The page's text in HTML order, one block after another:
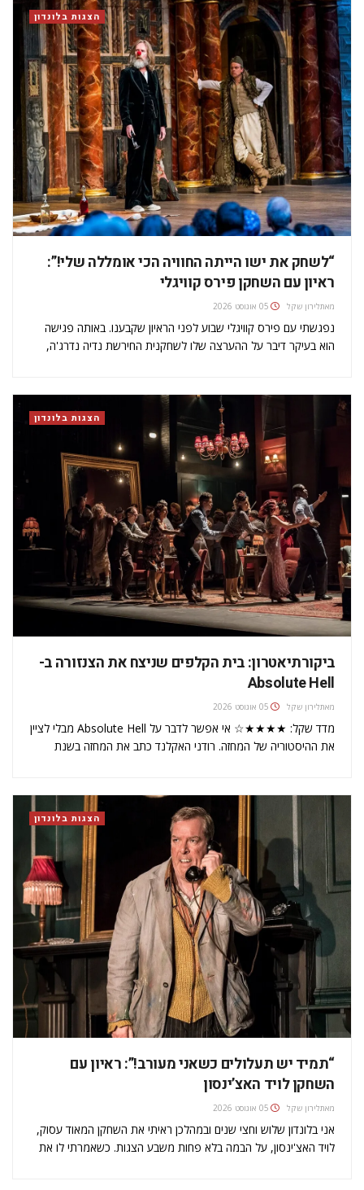
הצגות בלונדון
“לשחק את ישו הייתה החוויה הכי אומללה שלי!”:
ראיון עם השחקן פירס קוויגלי
מאתלירון שקל 05 אוגוסט 2026
נפגשתי עם פירס קוויגלי שבוע לפני הראיון שקבענו. באותה פגישה
הוא בעיקר דיבר על ההערצה שלו לשחקנית החירשת נדיה נדרג'ה,
במטרה…
הצגות בלונדון
ביקורתיאטרון: בית הקלפים שניצח את הצנזורה ב-
Absolute Hell
מאתלירון שקל 05 אוגוסט 2026
מדד שקל: ★★★★☆ אי אפשר לדבר על Absolute Hell מבלי לציין
את ההיסטוריה של המחזה. רודני האקלנד כתב את המחזה בשנת
"החיים בוורוד" של סוהו.…
הצגות בלונדון
“תמיד יש תעלולים כשאני מעורב!”: ראיון עם
השחקן לויד האצ’ינסון
מאתלירון שקל 05 אוגוסט 2026
אני בלונדון שלוש וחצי שנים ובמהלכן ראיתי את השחקן המאוד עסוק,
לויד האצ'ינסון, על הבמה בלא פחות משבע הצגות. כשאמרתי לו את